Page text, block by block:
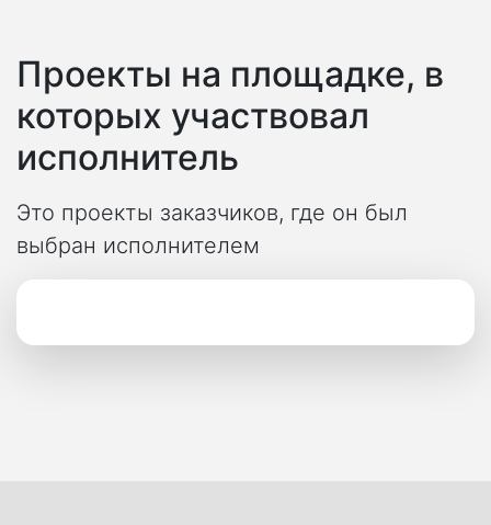
Проекты на площадке, в
которых участвовал
исполнитель
Это проекты заказчиков, где он был
выбран исполнителем